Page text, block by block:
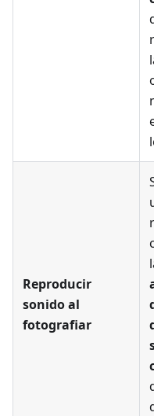
Reproducir
sonido al
fotografiar